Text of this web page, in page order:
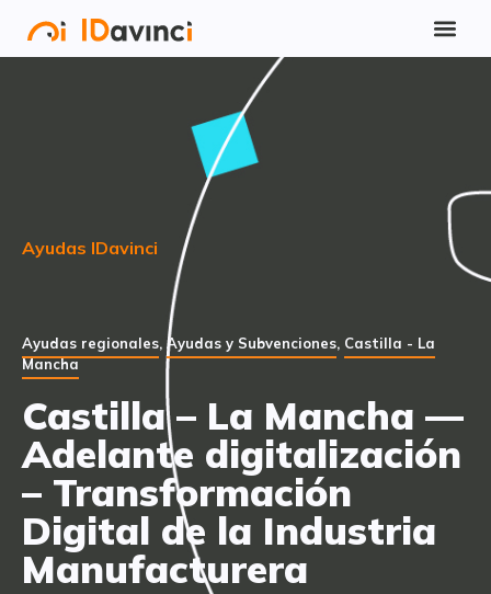
Ayudas IDavinci
Ayudas regionales, Ayudas y Subvenciones, Castilla - La
Mancha
Castilla – La Mancha —
Adelante digitalización
– Transformación
Digital de la Industria
Manufacturera